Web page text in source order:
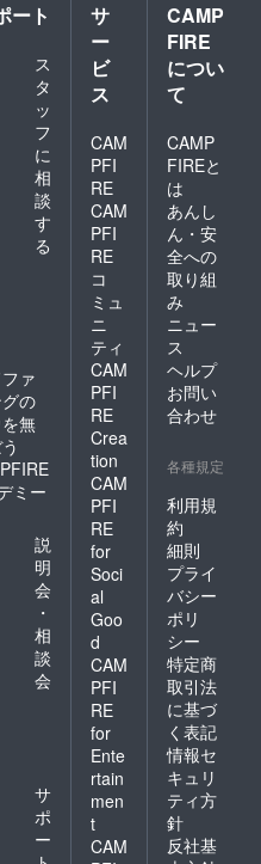
ート
ス
タ
ッ
フ
に
相
談
す
る
ァ
の
無
ミー
説
明
会
・
相
談
会
サ
ポ
ー
サ
ー
ビ
ス
CAM
PFI
RE
CAM
PFI
RE
コ
ミュ
ニ
ティ
CAM
PFI
RE
Crea
tion
CAM
PFI
RE
for
Soci
al
Goo
d
CAM
PFI
RE
for
Ente
rtain
men
t
CAM
CAMP
FIRE
につい
て
CAMP
FIREと
は
あんし
ん・安
全への
取り組
み
ニュー
ス
ヘルプ
お問い
合わせ
各種規定
利用規
約
細則
プライ
バシー
ポリ
シー
特定商
取引法
に基づ
く表記
情報セ
キュリ
ティ方
針
反社基